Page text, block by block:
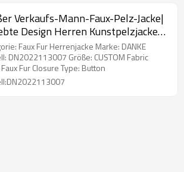
Verkaufs-Mann-Faux-Pelz-Jacke|
Design Herren Kunstpelzjacke
Faux Fur Herrenjacke Marke: DANKE
DN2022113007 Größe: CUSTOM Fabric
Fur Closure Type: Button